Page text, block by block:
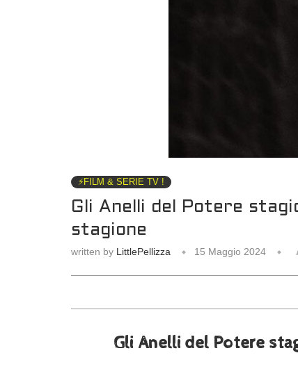
⚡️FILM & SERIE TV !
Gli Anelli del Potere
stagione
written by LittlePellizza 15 Maggio 2024
Gli Anelli del Potere